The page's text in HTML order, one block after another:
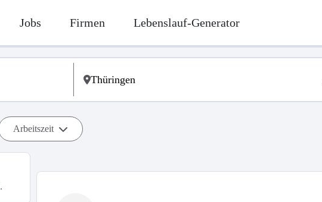
Jobs Firmen Lebenslauf-Generator
Arbeitszeit
.